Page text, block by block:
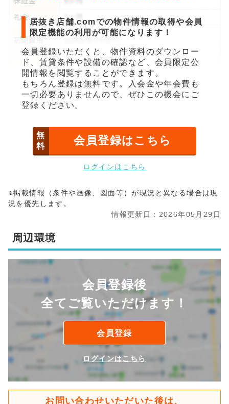
居抜き店舗.comでの物件情報の取得や会員
限定機能の利用が可能になります！
会員登録いただくと、物件資料のダウンロー
ド、賃貸条件や設備の確認など、会員限定公
開情報を閲覧することができます。
もちろん登録は無料です。入会金や年会費も
一切必要ありませんので、ぜひこの機会にご
登録ください。
無
料
会員登録はこちら
ログインはこちら
※掲載情報（条件や画像、図面等）が現況と異なる場合は現
況を優先します。
情報更新日：2026年05月29日
周辺環境
会員登録後
全てご覧いただけます！
会員登録
ログインはこちら
お問い合わせいただいた後は、